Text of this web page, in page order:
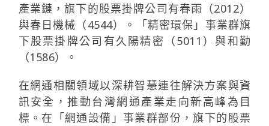
產業鏈，旗下的股票掛牌公司有春雨（2012）
與春日機械（4544）。「精密環保」事業群旗
下股票掛牌公司有久陽精密（5011）與和勤
（1586）。
在網通相關領域以深耕智慧連往解決方案與資
訊安全，推動台灣網通產業走向新高峰為目
標。在「網通設備」事業群部份，旗下的股票